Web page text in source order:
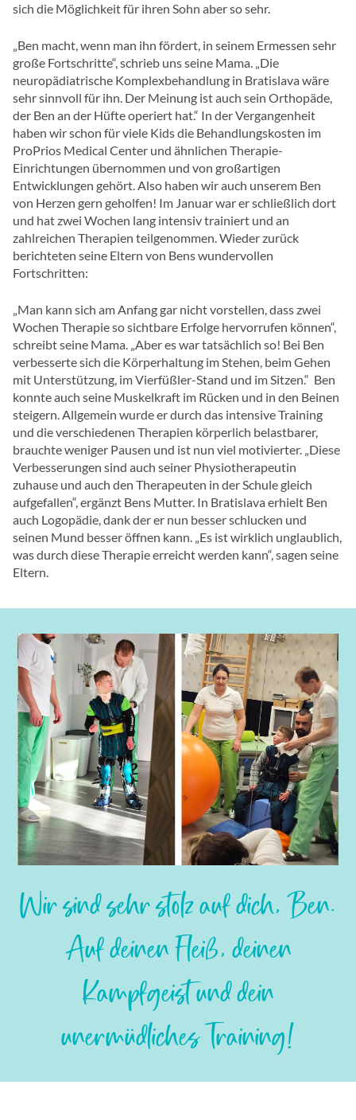
sich die Möglichkeit für ihren Sohn aber so sehr.
„Ben macht, wenn man ihn fördert, in seinem Ermessen sehr
große Fortschritte“, schrieb uns seine Mama. „Die
neuropädiatrische Komplexbehandlung in Bratislava wäre
sehr sinnvoll für ihn. Der Meinung ist auch sein Orthopäde,
der Ben an der Hüfte operiert hat.“ In der Vergangenheit
haben wir schon für viele Kids die Behandlungskosten im
ProPrios Medical Center und ähnlichen Therapie-
Einrichtungen übernommen und von großartigen
Entwicklungen gehört. Also haben wir auch unserem Ben
von Herzen gern geholfen! Im Januar war er schließlich dort
und hat zwei Wochen lang intensiv trainiert und an
zahlreichen Therapien teilgenommen. Wieder zurück
berichteten seine Eltern von Bens wundervollen
Fortschritten:
„Man kann sich am Anfang gar nicht vorstellen, dass zwei
Wochen Therapie so sichtbare Erfolge hervorrufen können“,
schreibt seine Mama. „Aber es war tatsächlich so! Bei Ben
verbesserte sich die Körperhaltung im Stehen, beim Gehen
mit Unterstützung, im Vierfüßler-Stand und im Sitzen.“ Ben
konnte auch seine Muskelkraft im Rücken und in den Beinen
steigern. Allgemein wurde er durch das intensive Training
und die verschiedenen Therapien körperlich belastbarer,
brauchte weniger Pausen und ist nun viel motivierter. „Diese
Verbesserungen sind auch seiner Physiotherapeutin
zuhause und auch den Therapeuten in der Schule gleich
aufgefallen“, ergänzt Bens Mutter. In Bratislava erhielt Ben
auch Logopädie, dank der er nun besser schlucken und
seinen Mund besser öffnen kann. „Es ist wirklich unglaublich,
was durch diese Therapie erreicht werden kann“, sagen seine
Eltern.
Wir sind sehr stolz auf dich, Ben.
Auf deinen Fleiß, deinen
Kampfgeist und dein
unermüdliches Training!